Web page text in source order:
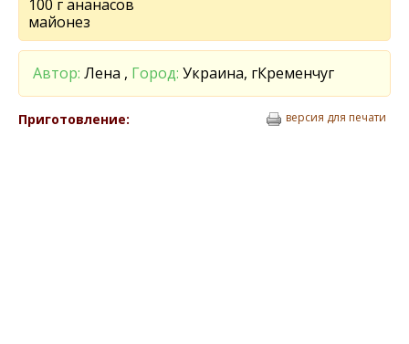
100 г ананасов
майонез
Автор: Лена , Город: Украина, гКременчуг
Приготовление: версия для печати